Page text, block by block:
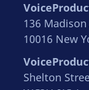
136
10016 New
Shelton